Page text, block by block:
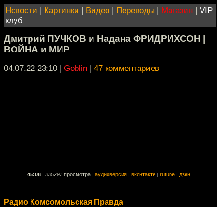
Новости | Картинки | Видео | Переводы | Магазин | VIP
клуб
Дмитрий ПУЧКОВ и Надана ФРИДРИХСОН |
ВОЙНА и МИР
04.07.22 23:10 | Goblin | 47 комментариев
45:08 335293 просмотра аудиоверсия вконтакте rutube дзен
Радио Комсомольская Правда